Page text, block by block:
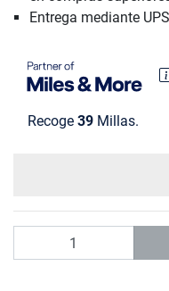
Entrega mediante UPS
Recoge 39 Millas.